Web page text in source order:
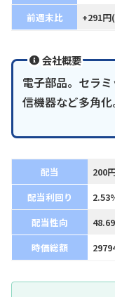
前週末比
+291円
会社概要
電子部品。セラ
信機器など多角化
配当 200
配当利回り
配当性向
48.69
時価総額